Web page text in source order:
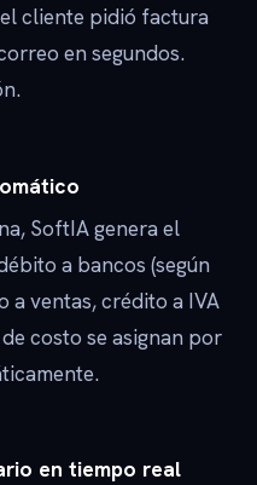
cliente pidió factura
en segundos.
SoftIA genera el
a bancos (según
a ventas, crédito a IVA
costo se asignan por
en tiempo real